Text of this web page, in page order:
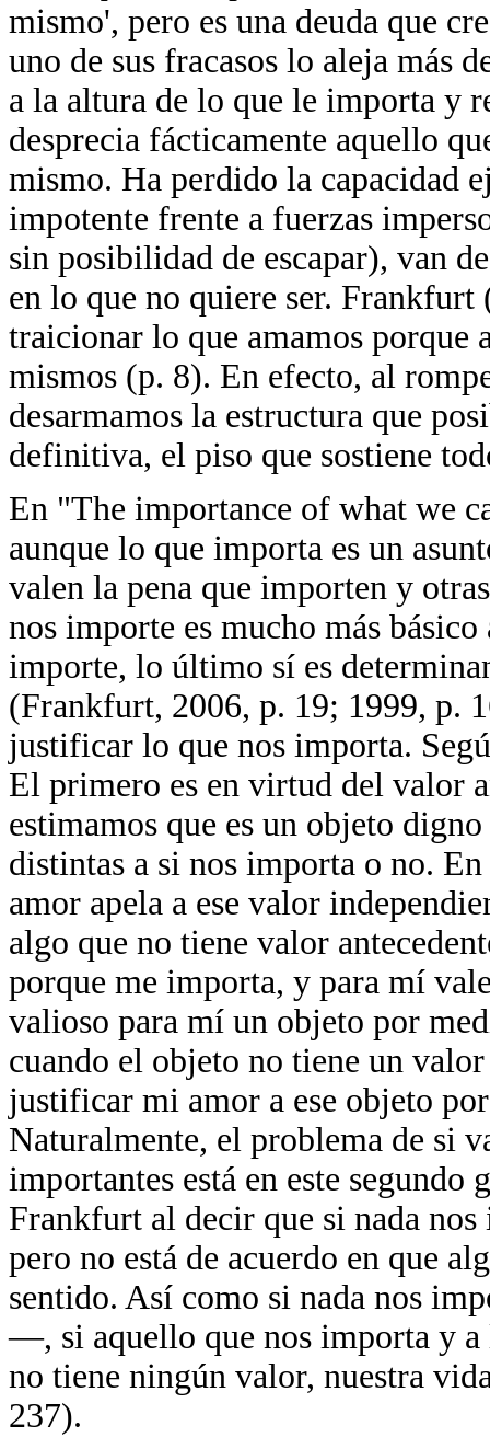
mismo', pero es una deuda que
uno de sus fracasos lo aleja más
a la altura de lo que le importa y
desprecia fácticamente aquello
mismo. Ha perdido la capacidad
impotente frente a fuerzas
sin posibilidad de escapar), van
en lo que no quiere ser. Frankfurt
traicionar lo que amamos porque
mismos (p. 8). En efecto, al
desarmamos la estructura que
definitiva, el piso que sostiene
En "The importance of what we
aunque lo que importa es un
valen la pena que importen y
nos importe es mucho más
importe, lo último sí es
(Frankfurt, 2006, p. 19; 1999, p.
justificar lo que nos importa.
El primero es en virtud del valor
estimamos que es un objeto
distintas a si nos importa o no.
amor apela a ese valor
algo que no tiene valor
porque me importa, y para mí
valioso para mí un objeto por
cuando el objeto no tiene un
justificar mi amor a ese objeto
Naturalmente, el problema de si
importantes está en este segundo
Frankfurt al decir que si nada
pero no está de acuerdo en que
sentido. Así como si nada nos
—, si aquello que nos importa y a
no tiene ningún valor, nuestra
237).